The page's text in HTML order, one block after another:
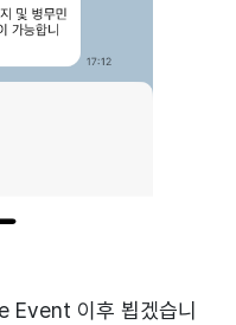
Event 이후 뵙겠습니